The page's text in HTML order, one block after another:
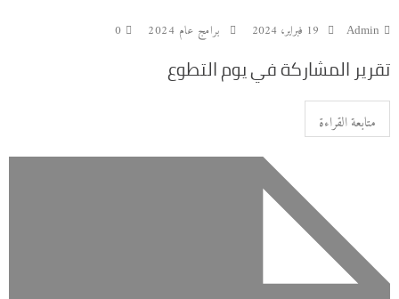
Admin 19 فبراير، 2024 برامج عام 2024 0
تقرير المشاركة في يوم التطوع
متابعة القراءة